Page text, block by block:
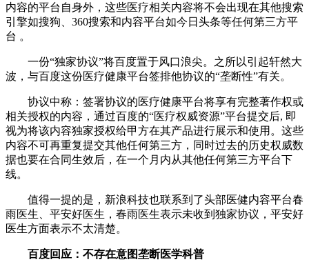
内容的平台自身外，这些医疗相关内容将不会出现在其他搜索
引擎如搜狗、360搜索和内容平台如今日头条等任何第三方平
台 。
一份“独家协议”将百度置于风口浪尖。之所以引起轩然大
波，与百度这份医疗健康平台签排他协议的“垄断性”有关。
协议中称：签署协议的医疗健康平台将享有完整著作权或
相关授权的内容，通过百度的“医疗权威资源”平台提交后, 即
视为将该内容独家授权给甲方在其产品进行展示和使用。这些
内容不可再重复提交其他任何第三方，同时过去的历史权威数
据也要在合同生效后，在一个月内从其他任何第三方平台下
线。
值得一提的是，新浪科技也联系到了头部医健内容平台春
雨医生、平安好医生，春雨医生表示未收到独家协议，平安好
医生方面表示不太清楚。
百度回应：不存在意图垄断医学科普